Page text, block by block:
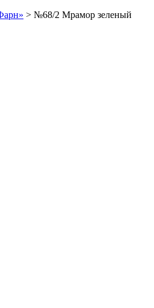
> №68/2 Мрамор зеленый